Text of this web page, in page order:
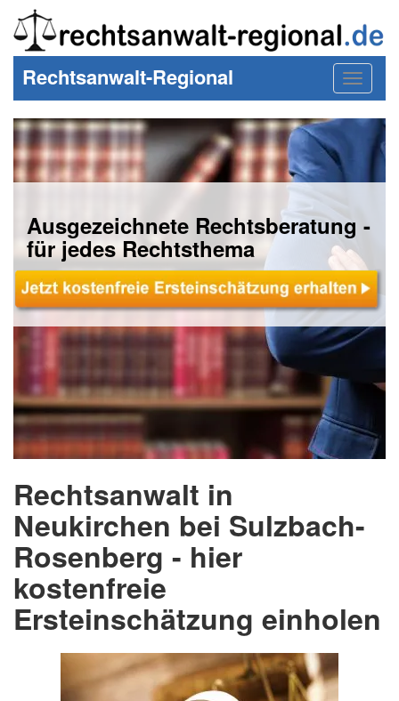
Toggle
Rechtsanwalt-Regional
Ausgezeichnete Rechtsberatung -
für jedes Rechtsthema
Rechtsanwalt in
Neukirchen bei Sulzbach-
Rosenberg - hier
kostenfreie
Ersteinschätzung einholen